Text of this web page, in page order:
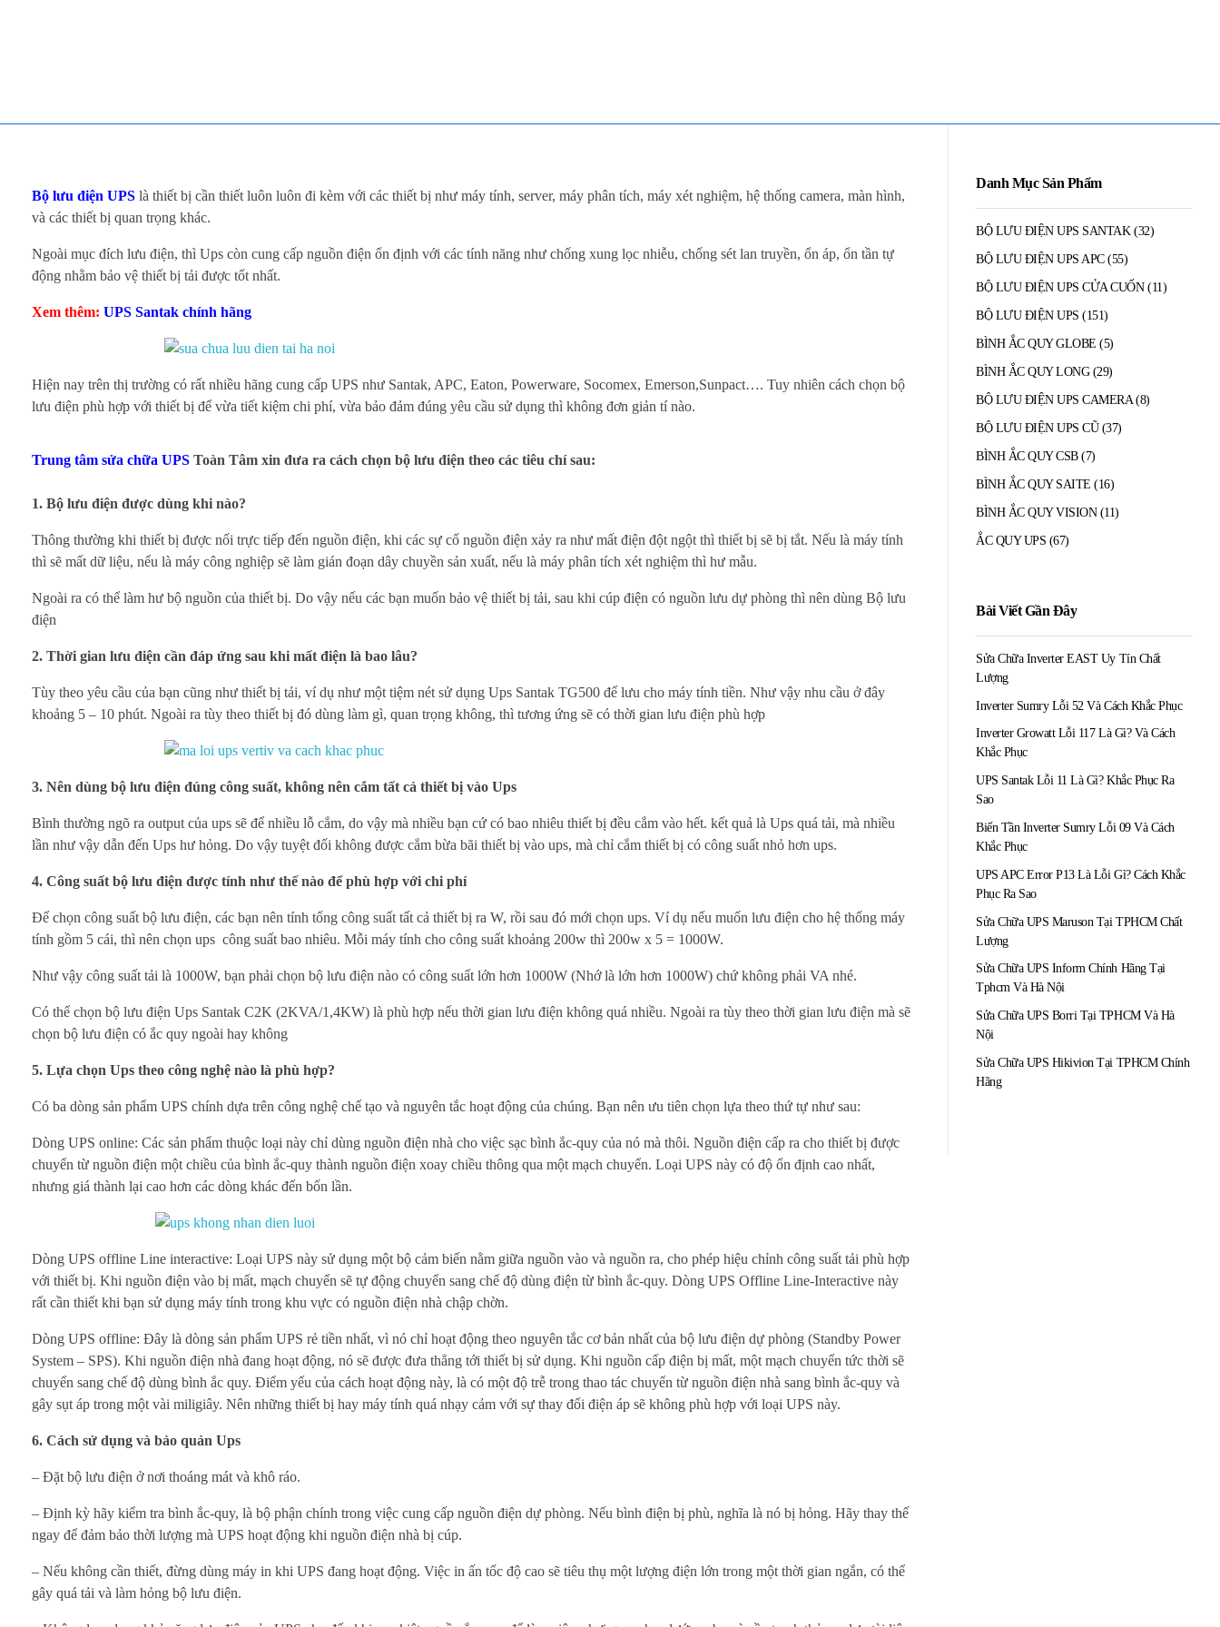
C
á
c
h
ọ
n
l
ư
đ
i
n
p
h
ù
h
ợ
p
c
h
o
t
i
ế
t
b
ị
Bộ lưu điện UPS là thiết bị cần thiết luôn luôn đi kèm với các thiết bị như máy tính, server, máy phân tích, máy xét nghiệm, hệ thống camera, màn hình,
và các thiết bị quan trọng khác.
Ngoài mục đích lưu điện, thì Ups còn cung cấp nguồn điện ổn định với các tính năng như chống xung lọc nhiễu, chống sét lan truyền, ổn áp, ổn tần tự
động nhằm bảo vệ thiết bị tải được tốt nhất.
Xem thêm: UPS Santak chính hãng
Hiện nay trên thị trường có rất nhiều hãng cung cấp UPS như Santak, APC, Eaton, Powerware, Socomex, Emerson,Sunpact…. Tuy nhiên cách chọn bộ
lưu điện phù hợp với thiết bị để vừa tiết kiệm chi phí, vừa bảo đảm đúng yêu cầu sử dụng thì không đơn giản tí nào.
Trung tâm sửa chữa UPS Toàn Tâm xin đưa ra cách chọn bộ lưu điện theo các tiêu chí sau:
1. Bộ lưu điện được dùng khi nào?
Thông thường khi thiết bị được nối trực tiếp đến nguồn điện, khi các sự cố nguồn điện xảy ra như mất điện đột ngột thì thiết bị sẽ bị tắt. Nếu là máy tính
thì sẽ mất dữ liệu, nếu là máy công nghiệp sẽ làm gián đoạn dây chuyền sản xuất, nếu là máy phân tích xét nghiệm thì hư mẫu.
Ngoài ra có thể làm hư bộ nguồn của thiết bị. Do vậy nếu các bạn muốn bảo vệ thiết bị tải, sau khi cúp điện có nguồn lưu dự phòng thì nên dùng Bộ lưu
điện
2. Thời gian lưu điện cần đáp ứng sau khi mất điện là bao lâu?
Tùy theo yêu cầu của bạn cũng như thiết bị tải, ví dụ như một tiệm nét sử dụng Ups Santak TG500 để lưu cho máy tính tiền. Như vậy nhu cầu ở đây
khoảng 5 – 10 phút. Ngoài ra tùy theo thiết bị đó dùng làm gì, quan trọng không, thì tương ứng sẽ có thời gian lưu điện phù hợp
3. Nên dùng bộ lưu điện đúng công suất, không nên cắm tất cả thiết bị vào Ups
Bình thường ngõ ra output của ups sẽ để nhiều lỗ cắm, do vậy mà nhiều bạn cứ có bao nhiêu thiết bị đều cắm vào hết. kết quả là Ups quá tải, mà nhiều
lần như vậy dẫn đến Ups hư hỏng. Do vậy tuyệt đối không được cắm bừa bãi thiết bị vào ups, mà chỉ cắm thiết bị có công suất nhỏ hơn ups.
4. Công suất bộ lưu điện được tính như thế nào để phù hợp với chi phí
Để chọn công suất bộ lưu điện, các bạn nên tính tổng công suất tất cả thiết bị ra W, rồi sau đó mới chọn ups. Ví dụ nếu muốn lưu điện cho hệ thống máy
tính gồm 5 cái, thì nên chọn ups công suất bao nhiêu. Mỗi máy tính cho công suất khoảng 200w thì 200w x 5 = 1000W.
Như vậy công suất tải là 1000W, bạn phải chọn bộ lưu điện nào có công suất lớn hơn 1000W (Nhớ là lớn hơn 1000W) chứ không phải VA nhé.
Có thể chọn bộ lưu điện Ups Santak C2K (2KVA/1,4KW) là phù hợp nếu thời gian lưu điện không quá nhiều. Ngoài ra tùy theo thời gian lưu điện mà sẽ
chọn bộ lưu điện có ắc quy ngoài hay không
5. Lựa chọn Ups theo công nghệ nào là phù hợp?
Có ba dòng sản phẩm UPS chính dựa trên công nghệ chế tạo và nguyên tắc hoạt động của chúng. Bạn nên ưu tiên chọn lựa theo thứ tự như sau:
Dòng UPS online: Các sản phẩm thuộc loại này chỉ dùng nguồn điện nhà cho việc sạc bình ắc-quy của nó mà thôi. Nguồn điện cấp ra cho thiết bị được
chuyển từ nguồn điện một chiều của bình ắc-quy thành nguồn điện xoay chiều thông qua một mạch chuyển. Loại UPS này có độ ổn định cao nhất,
nhưng giá thành lại cao hơn các dòng khác đến bốn lần.
Dòng UPS offline Line interactive: Loại UPS này sử dụng một bộ cảm biến nằm giữa nguồn vào và nguồn ra, cho phép hiệu chỉnh công suất tải phù hợp
với thiết bị. Khi nguồn điện vào bị mất, mạch chuyển sẽ tự động chuyển sang chế độ dùng điện từ bình ắc-quy. Dòng UPS Offline Line-Interactive này
rất cần thiết khi bạn sử dụng máy tính trong khu vực có nguồn điện nhà chập chờn.
Dòng UPS offline: Đây là dòng sản phẩm UPS rẻ tiền nhất, vì nó chỉ hoạt động theo nguyên tắc cơ bản nhất của bộ lưu điện dự phòng (Standby Power
System – SPS). Khi nguồn điện nhà đang hoạt động, nó sẽ được đưa thẳng tới thiết bị sử dụng. Khi nguồn cấp điện bị mất, một mạch chuyển tức thời sẽ
chuyển sang chế độ dùng bình ắc quy. Điểm yếu của cách hoạt động này, là có một độ trễ trong thao tác chuyển từ nguồn điện nhà sang bình ắc-quy và
gây sụt áp trong một vài miligiây. Nên những thiết bị hay máy tính quá nhạy cảm với sự thay đổi điện áp sẽ không phù hợp với loại UPS này.
6. Cách sử dụng và bảo quản Ups
– Đặt bộ lưu điện ở nơi thoáng mát và khô ráo.
– Định kỳ hãy kiểm tra bình ắc-quy, là bộ phận chính trong việc cung cấp nguồn điện dự phòng. Nếu bình điện bị phù, nghĩa là nó bị hỏng. Hãy thay thế
ngay để đảm bảo thời lượng mà UPS hoạt động khi nguồn điện nhà bị cúp.
– Nếu không cần thiết, đừng dùng máy in khi UPS đang hoạt động. Việc in ấn tốc độ cao sẽ tiêu thụ một lượng điện lớn trong một thời gian ngắn, có thể
gây quá tải và làm hỏng bộ lưu điện.
Danh Mục Sản Phẩm
BỘ LƯU ĐIỆN UPS SANTAK (32)
BỘ LƯU ĐIỆN UPS APC (55)
BỘ LƯU ĐIỆN UPS CỬA CUỐN (11)
BỘ LƯU ĐIỆN UPS (151)
BÌNH ẮC QUY GLOBE (5)
BÌNH ẮC QUY LONG (29)
BỘ LƯU ĐIỆN UPS CAMERA (8)
BỘ LƯU ĐIỆN UPS CŨ (37)
BÌNH ẮC QUY CSB (7)
BÌNH ẮC QUY SAITE (16)
BÌNH ẮC QUY VISION (11)
ẮC QUY UPS (67)
Bài Viết Gần Đây
Sửa Chữa Inverter EAST Uy Tín Chất
Lượng
Inverter Sumry Lỗi 52 Và Cách Khắc Phục
Inverter Growatt Lỗi 117 Là Gì? Và Cách
Khắc Phục
UPS Santak Lỗi 11 Là Gì? Khắc Phục Ra
Sao
Biến Tần Inverter Sumry Lỗi 09 Và Cách
Khắc Phục
UPS APC Error P13 Là Lỗi Gì? Cách Khắc
Phục Ra Sao
Sửa Chữa UPS Maruson Tại TPHCM Chất
Lượng
Sửa Chữa UPS Inform Chính Hãng Tại
Tphcm Và Hà Nội
Sửa Chữa UPS Borri Tại TPHCM Và Hà
Nội
Sửa Chữa UPS Hikivion Tại TPHCM Chính
Hãng